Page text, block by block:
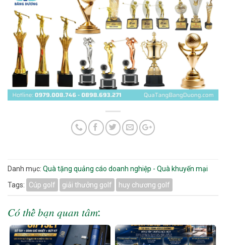
Danh mục: Quà tặng quảng cáo doanh nghiệp - Quà khuyến mại
Tags:
Cúp golf giải thưởng golf huy chương golf
𝐶𝑜́ 𝑡ℎ𝑒̂̉ 𝑏𝑎̣𝑛 𝑞𝑢𝑎𝑛 𝑡𝑎̂𝑚: